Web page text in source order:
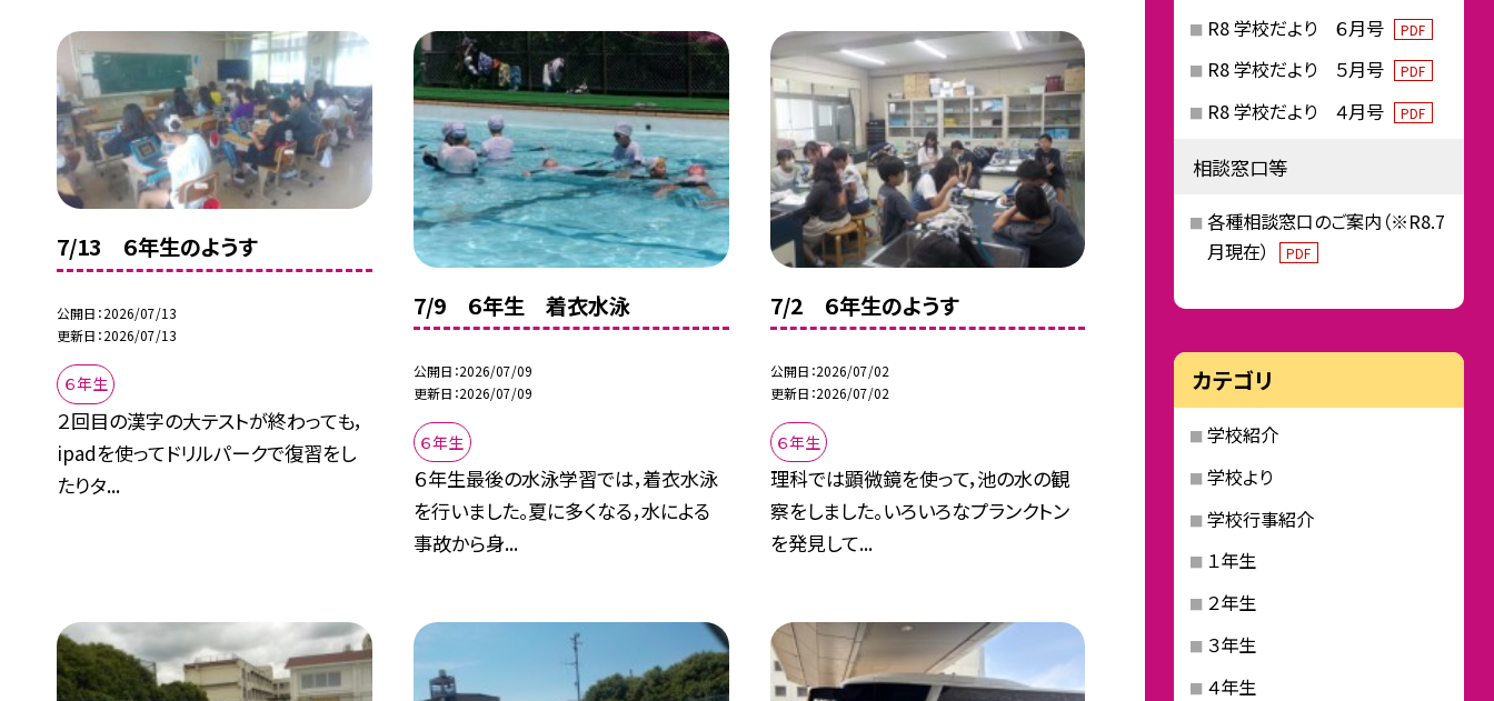
7/13 ６年生のようす
公開日 2026/07/13
更新日 2026/07/13
６年生
２回目の漢字の大テストが終わっても，
ipadを使ってドリルパークで復習をし
たりタ...
7/9 ６年生 着衣水泳
公開日 2026/07/09
更新日 2026/07/09
６年生
６年生最後の水泳学習では，着衣水泳
を行いました。夏に多くなる，水による
事故から身...
7/2 ６年生のようす
公開日 2026/07/02
更新日 2026/07/02
６年生
理科では顕微鏡を使って，池の水の観
察をしました。いろいろなプランクトン
を発見して...
R8 学校だより ６月号 PDF
R8 学校だより ５月号 PDF
R8 学校だより ４月号 PDF
相談窓口等
各種相談窓口のご案内（※R8.7
月現在）
PDF
カテゴリ
学校紹介
学校より
学校行事紹介
１年生
２年生
３年生
４年生